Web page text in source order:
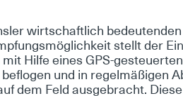
wirt­schaft­lich
stellt der
Hil­fe ei­nes GPS-
und in re­gel­mä­ßi­gen
dem Feld aus­ge­bracht.